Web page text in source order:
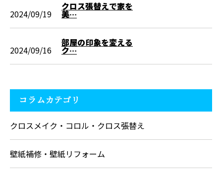
2024/09/19
クロス張替えで家を
美…
2024/09/16
部屋の印象を変える
ク…
コラムカテゴリ
クロスメイク・コロル・クロス張替え
壁紙補修・壁紙リフォーム